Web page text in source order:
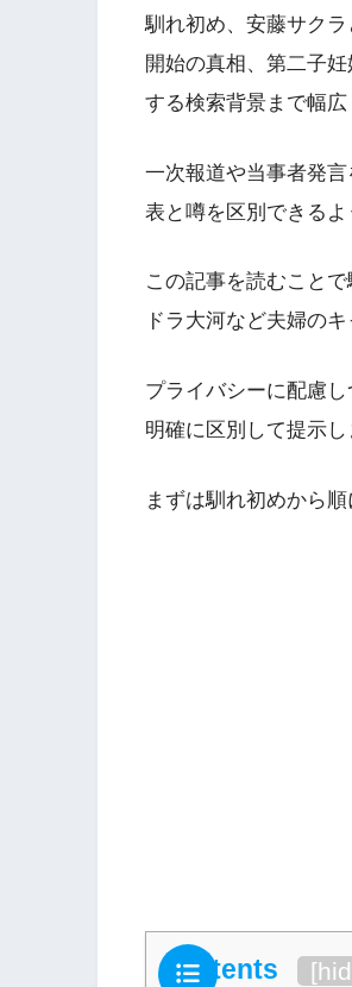
馴れ初め、安藤サク
開始の真相、第二子
する検索背景まで幅広
一次報道や当事者発
表と噂を区別できるよ
この記事を読むこと
ドラ大河など夫婦の
プライバシーに配慮
明確に区別して提示し
まずは馴れ初めから
Contents [